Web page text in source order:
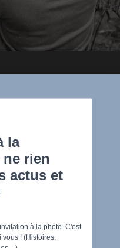
!
la création d'images.